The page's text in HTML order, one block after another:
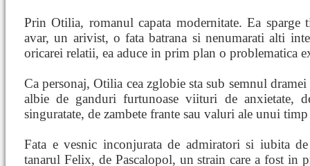
Prin Otilia, romanul capata modernitate. Ea sparge
avar, un arivist, o fata batrana si nenumarati alti
oricarei relatii, ea aduce in prim plan o problematica
Ca personaj, Otilia cea zglobie sta sub semnul
albie de ganduri furtunoase viituri de anxietate,
singuratate, de zambete frante sau valuri ale unui
Fata e vesnic inconjurata de admiratori si iubita
tanarul Felix, de Pascalopol, un strain care a fost in